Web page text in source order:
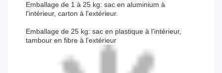
Emballage de 1 à 25 kg: sac en aluminium à
l'intérieur, carton à l'extérieur.
Emballage de 25 kg: sac en plastique à l'intérieur,
tambour en fibre à l'extérieur